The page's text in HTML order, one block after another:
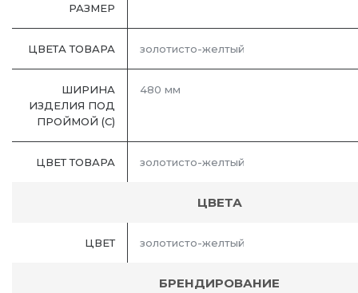
РАЗМЕР
ЦВЕТА ТОВАРА золотисто-желтый
ШИРИНА
ИЗДЕЛИЯ ПОД
ПРОЙМОЙ (С)
480 мм
ЦВЕТ ТОВАРА золотисто-желтый
ЦВЕТА
ЦВЕТ золотисто-желтый
БРЕНДИРОВАНИЕ